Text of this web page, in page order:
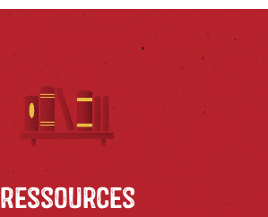
Ressources